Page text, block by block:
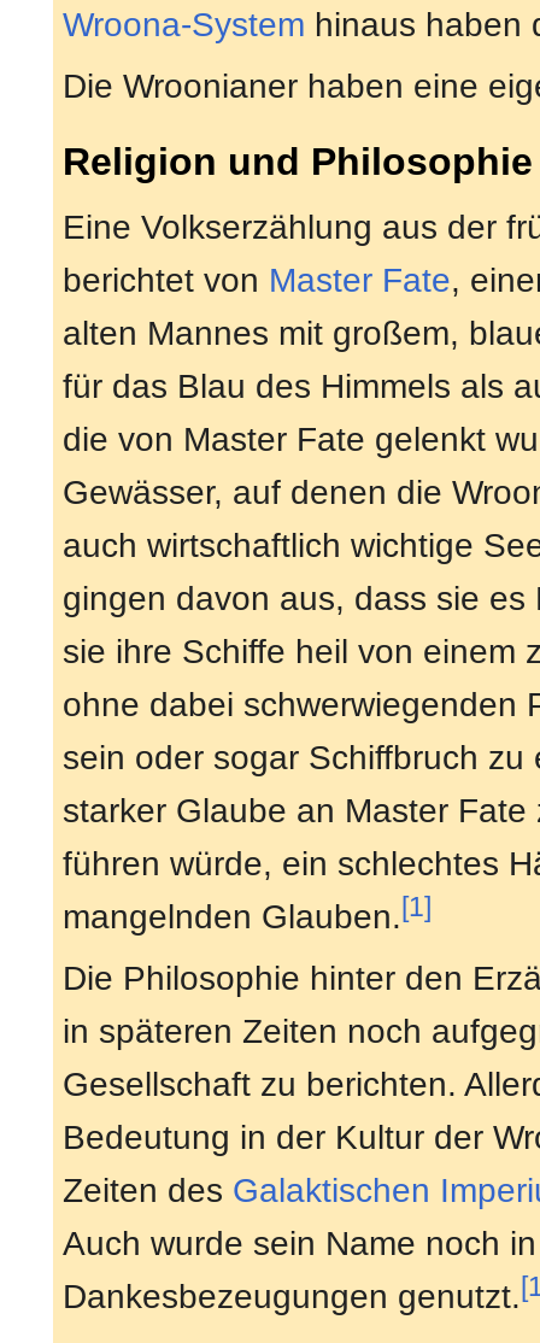
Wroona-System hinaus haben
Die Wroonianer haben eine
Religion und Philosophie
Eine Volkserzählung aus der
berichtet von Master Fate,
alten Mannes mit großem,
für das Blau des Himmels als
die von Master Fate gelenkt
Gewässer, auf denen die
auch wirtschaftlich wichtige
gingen davon aus, dass sie
sie ihre Schiffe heil von einem
ohne dabei schwerwiegenden
sein oder sogar Schiffbruch
starker Glaube an Master
führen würde, ein schlechtes
mangelnden Glauben.[1]
Die Philosophie hinter den
in späteren Zeiten noch
Gesellschaft zu berichten.
Bedeutung in der Kultur der
Zeiten des Galaktischen
Auch wurde sein Name noch
Dankesbezeugungen genutzt.